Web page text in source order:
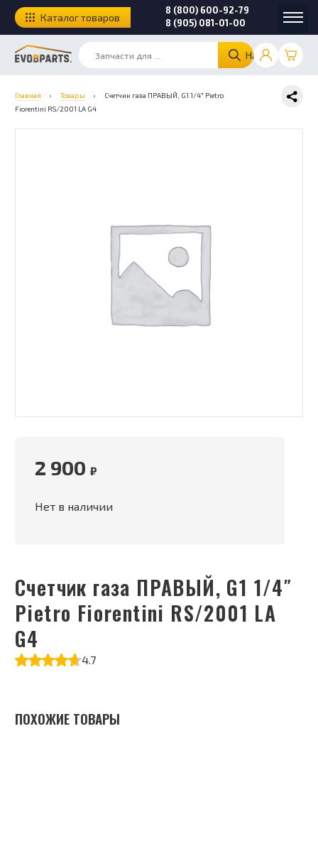
Найти
8 (800) 600-92-79
8 (905) 081-01-00
Каталог товаров
Главная › Товары ›
Счетчик газа ПРАВЫЙ, G1 1/4″ Pietro
Fiorentini RS/2001 LA G4
Счетчик газа ПРАВЫЙ, G1 1/4″
Pietro Fiorentini RS/2001 LA
G4
4.7
2 900 ₽
Нет в наличии
ПОХОЖИЕ ТОВАРЫ